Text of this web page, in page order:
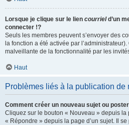
Lorsque je clique sur le lien courrield’un
connecter !?
Seuls les membres peuvent s’envoyer des
la fonction a été activée par
malveillante de la fonctionnalité par les
Haut
Problèmes liés à la publication de
Comment créer un nouveau sujet ou
Cliquez sur le bouton « Nouveau » depuis la
« Répondre » depuis la page d’un sujet. Il